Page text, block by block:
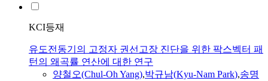
KCI등재
유도전동기의 고정자 권선고장 진단을 위한 팍스벡터 패
턴의 왜곡률 연산에 대한 연구
양철오(Chul-Oh Yang),박규남(Kyu-Nam Park),송명